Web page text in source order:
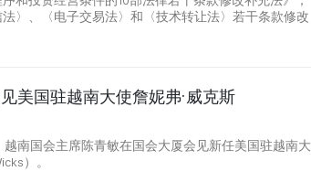
法〉、〈电子交易法〉和〈技术转让法〉若干条款修改
美国驻越南大使詹妮弗·威克斯
南国会主席陈青敏在国会大厦会见新任美国驻越南大
）。